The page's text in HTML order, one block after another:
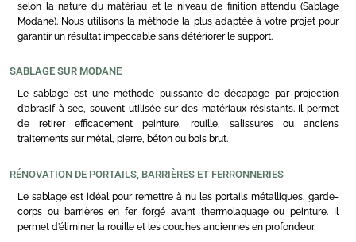
selon la nature du matériau et le niveau de finition attendu (Sablage
Modane). Nous utilisons la méthode la plus adaptée à votre projet pour
garantir un résultat impeccable sans détériorer le support.
SABLAGE SUR MODANE
Le sablage est une méthode puissante de décapage par projection
d’abrasif à sec, souvent utilisée sur des matériaux résistants. Il permet
de retirer efficacement peinture, rouille, salissures ou anciens
traitements sur métal, pierre, béton ou bois brut.
RÉNOVATION DE PORTAILS, BARRIÈRES ET FERRONNERIES
Le sablage est idéal pour remettre à nu les portails métalliques, garde-
corps ou barrières en fer forgé avant thermolaquage ou peinture. Il
permet d’éliminer la rouille et les couches anciennes en profondeur.